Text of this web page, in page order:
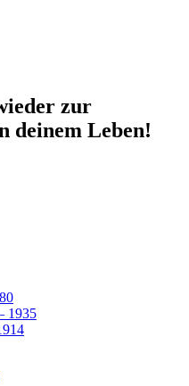
zur
deinem Leben!
1935